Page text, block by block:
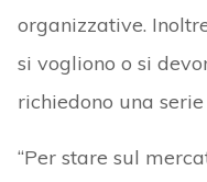
organizzative.
si vogliono o si
richiedono una
“Per stare sul